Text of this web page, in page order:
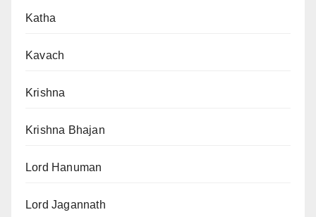
Katha
Kavach
Krishna
Krishna Bhajan
Lord Hanuman
Lord Jagannath